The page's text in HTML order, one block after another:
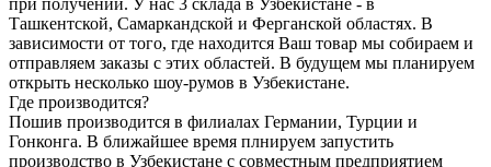
при получении. У нас 3 склада в Узбекистане - в
Ташкентской, Самаркандской и Ферганской областях. В
зависимости от того, где находится Ваш товар мы собираем и
отправляем заказы с этих областей. В будущем мы планируем
открыть несколько шоу-румов в Узбекистане.
Где производится?
Пошив производится в филиалах Германии, Турции и
Гонконга. В ближайшее время плнируем запустить
производство в Узбекистане с совместным предприятием